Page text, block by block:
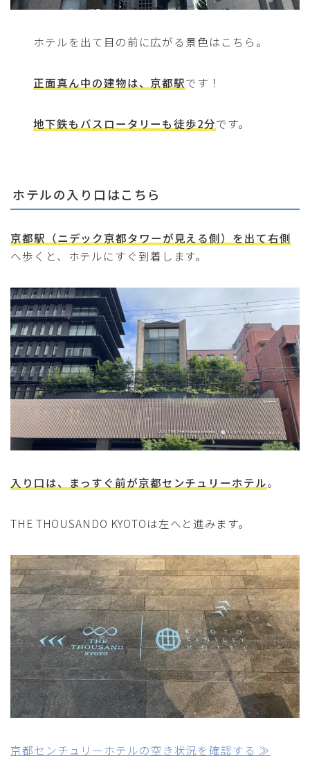
ホテルを出て目の前に広がる景色はこちら。
正面真ん中の建物は、京都駅です！
地下鉄もバスロータリーも徒歩2分です。
ホテルの入り口はこちら
京都駅（ニデック京都タワーが見える側）を出て右側
へ歩くと、ホテルにすぐ到着します。
入り口は、まっすぐ前が京都センチュリーホテル。
THE THOUSANDO KYOTOは左へと進みます。
京都センチュリーホテルの空き状況を確認する ≫